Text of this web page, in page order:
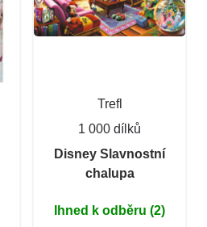
Trefl
1 000 dílků
Disney Slavnostní
chalupa
Ihned k odběru (2)